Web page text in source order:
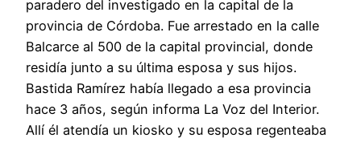
paradero del investigado en la capital de la
provincia de Córdoba. Fue arrestado en la calle
Balcarce al 500 de la capital provincial, donde
residía junto a su última esposa y sus hijos.
Bastida Ramírez había llegado a esa provincia
hace 3 años, según informa La Voz del Interior.
Allí él atendía un kiosko y su esposa regenteaba